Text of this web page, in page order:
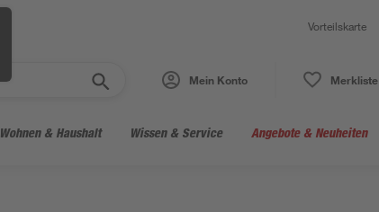
Vorteilskarte
Mein Konto Merkliste
Wohnen & Haushalt Wissen & Service Angebote & Neuheiten